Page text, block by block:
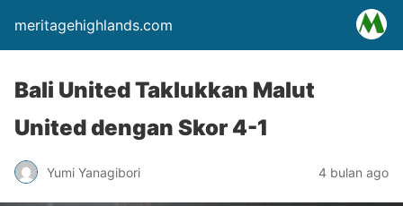
meritagehighlands.com
Bali United Taklukkan Malut
United dengan Skor 4-1
Yumi Yanagibori 4 bulan ago